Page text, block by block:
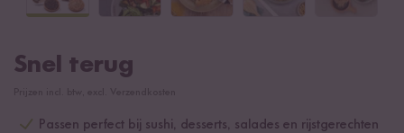
Snel terug
Passen perfect bij sushi, desserts, salades en rijstgerechten